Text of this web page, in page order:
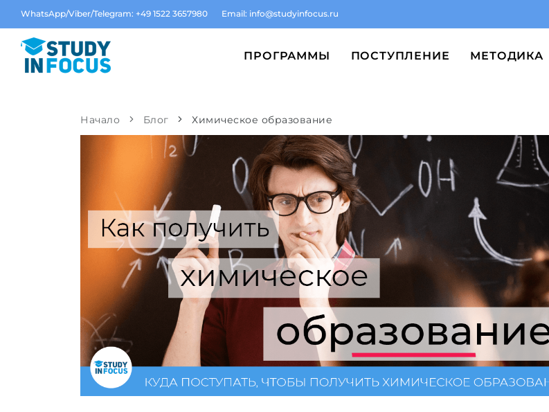
WhatsApp/Viber/Telegram: +49 1522 3657980 Email: info@studyinfocus.ru
ПРОГРАММЫ ПОСТУПЛЕНИЕ МЕТОДИКА
Начало Блог Химическое образование